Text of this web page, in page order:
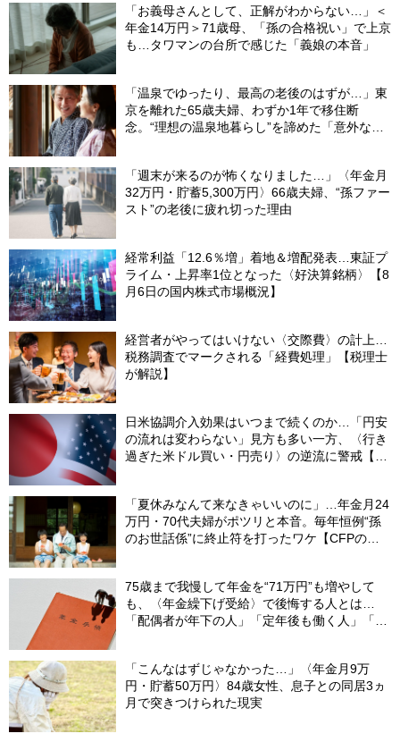
「お義母さんとして、正解がわからない…」＜
年金14万円＞71歳母、「孫の合格祝い」で上京
も…タワマンの台所で感じた「義娘の本音」
「温泉でゆったり、最高の老後のはずが…」東
京を離れた65歳夫婦、わずか1年で移住断
念。“理想の温泉地暮らし”を諦めた「意外な理
「週末が来るのが怖くなりました…」〈年金月
32万円・貯蓄5,300万円〉66歳夫婦、“孫ファー
スト”の老後に疲れ切った理由
経常利益「12.6％増」着地＆増配発表…東証プ
ライム・上昇率1位となった〈好決算銘柄〉【8
月6日の国内株式市場概況】
経営者がやってはいけない〈交際費〉の計上…
税務調査でマークされる「経費処理」【税理士
が解説】
日米協調介入効果はいつまで続くのか…「円安
の流れは変わらない」見方も多い一方、〈行き
過ぎた米ドル買い・円売り〉の逆流に警戒【8
「夏休みなんて来なきゃいいのに」…年金月24
万円・70代夫婦がポツリと本音。毎年恒例“孫
のお世話係”に終止符を打ったワケ【CFPの助
75歳まで我慢して年金を“71万円”も増やして
も、〈年金繰下げ受給〉で後悔する人とは…
「配偶者が年下の人」「定年後も働く人」「特
「こんなはずじゃなかった…」〈年金月9万
円・貯蓄50万円〉84歳女性、息子との同居3ヵ
月で突きつけられた現実